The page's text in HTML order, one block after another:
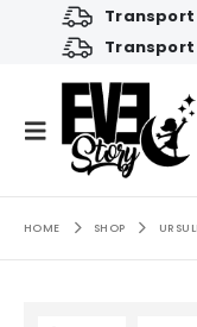
Transport
HOME SHOP